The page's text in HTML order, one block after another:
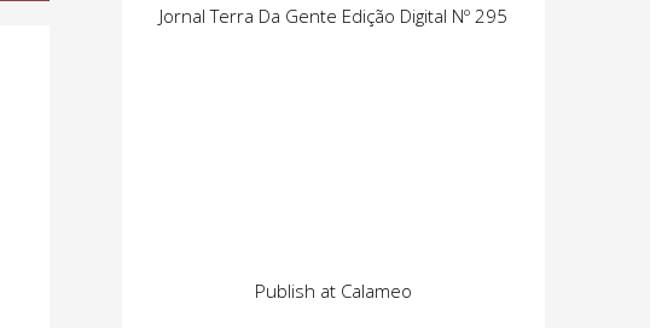
Jornal Terra Da Gente Edição Digital Nº 295
Publish at Calameo